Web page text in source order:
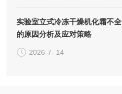
实验室立式冷冻干燥机化霜不全
的原因分析及应对策略
2026-7- 14